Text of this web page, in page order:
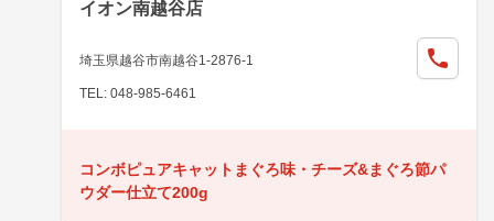
イオン南越谷店
埼玉県越谷市南越谷1-2876-1
TEL: 048-985-6461
コンボピュアキャットまぐろ味・チーズ&まぐろ節パ
ウダー仕立て200g